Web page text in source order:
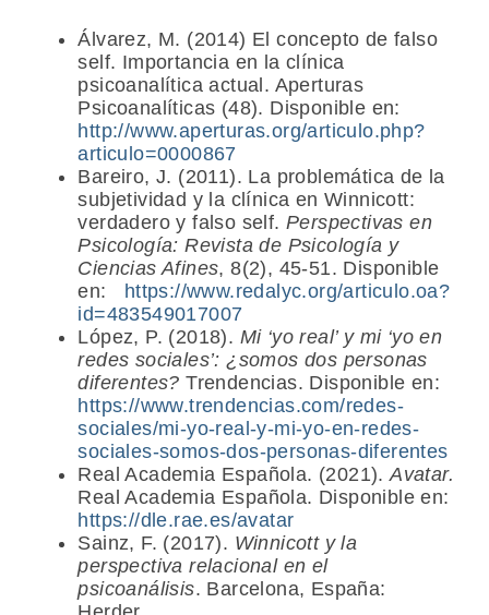
Álvarez, M. (2014) El concepto de falso
self. Importancia en la clínica
psicoanalítica actual. Aperturas
Psicoanalíticas (48). Disponible en:
http://www.aperturas.org/articulo.php?
articulo=0000867
Bareiro, J. (2011). La problemática de la
subjetividad y la clínica en Winnicott:
verdadero y falso self. Perspectivas en
Psicología: Revista de Psicología y
Ciencias Afines, 8(2), 45-51. Disponible
en:
https://www.redalyc.org/articulo.oa?
id=483549017007
López, P. (2018). Mi ‘yo real’ y mi ‘yo en
redes sociales’: ¿somos dos personas
diferentes?Trendencias. Disponible en:
https://www.trendencias.com/redes-
sociales/mi-yo-real-y-mi-yo-en-redes-
sociales-somos-dos-personas-diferentes
Real Academia Española. (2021).Avatar.
Real Academia Española. Disponible en:
https://dle.rae.es/avatar
Sainz, F. (2017). Winnicott y la
perspectiva relacional en el
psicoanálisis. Barcelona, España: